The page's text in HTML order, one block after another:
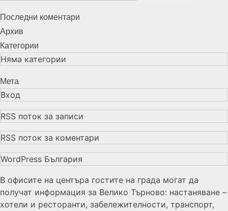
Последни коментари
Архив
Категории
Няма категории
Мета
Вход
RSS поток за записи
RSS поток за коментари
WordPress България
В офисите на центъра гостите на града могат да
получат информация за Велико Търново: настаняване –
хотели и ресторанти, забележителности, транспорт,